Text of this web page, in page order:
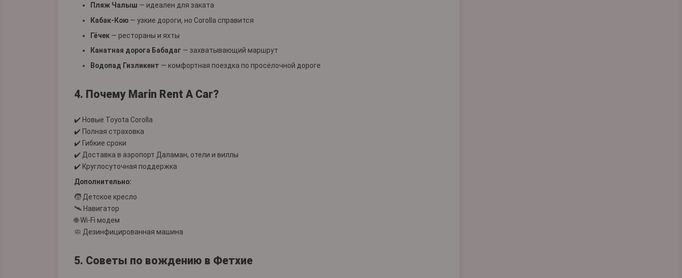
Пляж Чалыш — идеален для заката
Кабак-Кою — узкие дороги, но Corolla справится
Гёчек — рестораны и яхты
Канатная дорога Бабадаг — захватывающий маршрут
Водопад Гизликент — комфортная поездка по просёлочной дороге
4. Почему Marin Rent A Car?
✔️ Новые Toyota Corolla
✔️ Полная страховка
✔️ Гибкие сроки
✔️ Доставка в аэропорт Даламан, отели и виллы
✔️ Круглосуточная поддержка
Дополнительно:
🧒 Детское кресло
🛰️ Навигатор
🌐 Wi-Fi модем
🧼 Дезинфицированная машина
5. Советы по вождению в Фетхие